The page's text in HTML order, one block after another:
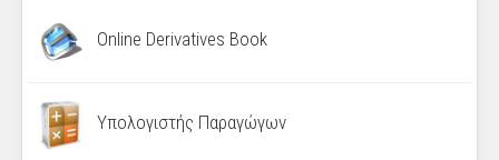
Online Derivatives Book
Υπολογιστής Παραγώγων